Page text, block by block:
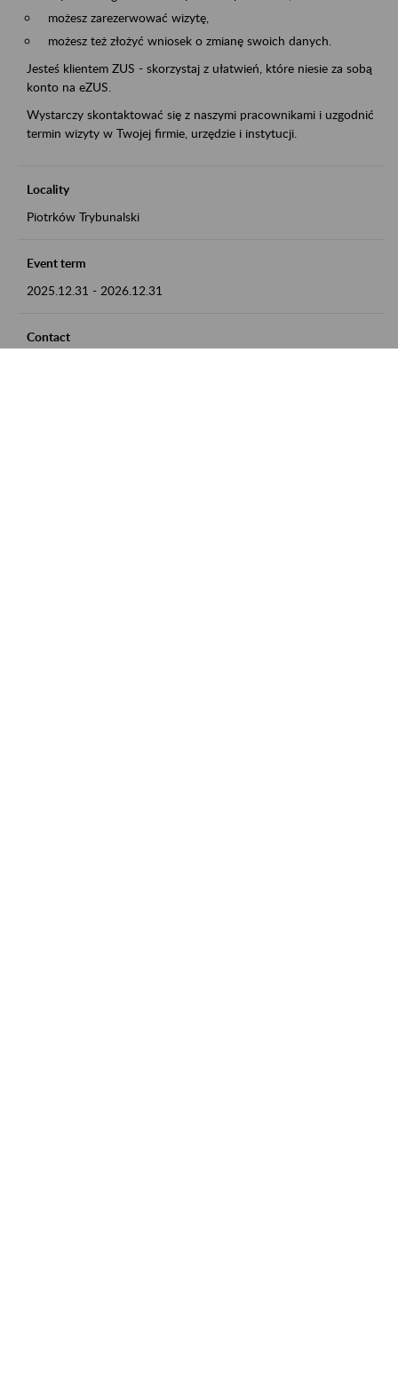
możesz zarezerwować wizytę,
możesz też złożyć wniosek o zmianę swoich danych.
Jesteś klientem ZUS - skorzystaj z ułatwień, które niesie za sobą
konto na eZUS.
Wystarczy skontaktować się z naszymi pracownikami i uzgodnić
termin wizyty w Twojej firmie, urzędzie i instytucji.
Locality
Piotrków Trybunalski
Event term
2025.12.31 - 2026.12.31
Contact